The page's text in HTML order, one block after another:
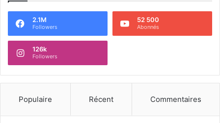
2.1M
Followers
52 500
Abonnés
126k
Followers
Populaire Récent Commentaires